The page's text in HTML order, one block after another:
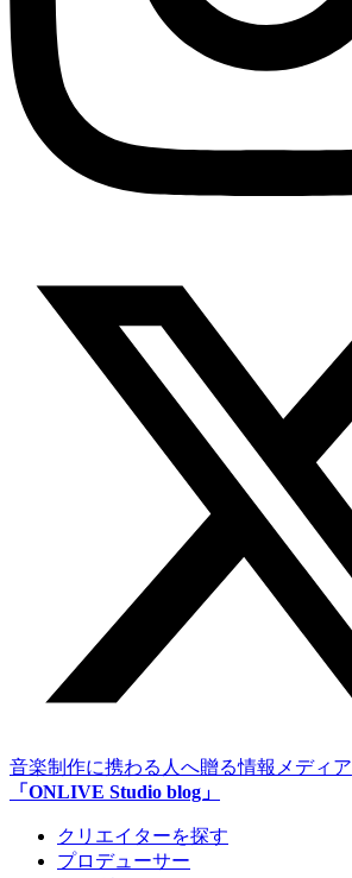
音楽制作に携わる人へ贈る情報メディア
「ONLIVE Studio blog」
クリエイターを探す
プロデューサー